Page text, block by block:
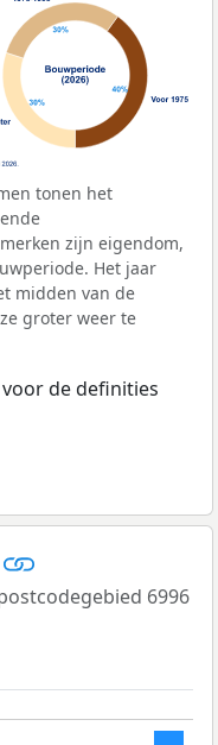
tonen het
zijn eigendom,
Het jaar
midden van de
groter weer te
de definities
6996